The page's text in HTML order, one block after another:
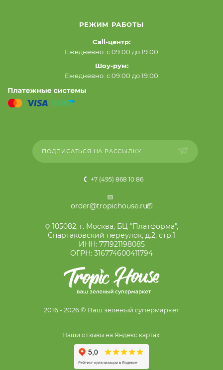
РЕЖИМ РАБОТЫ
Call-центр:
Ежедневно: с 09:00 до 19:00
Шоу-рум:
Ежедневно: с 09:00 до 19:00
ПОДПИСАТЬСЯ НА РАССЫЛКУ
+7 (495) 868 10 86
order@tropichouse.ru
105082, г. Москва, БЦ "Платформа",
Спартаковский переулок, д.2, стр.1
ИНН: 771921198085
ОГРН: 316774600411794
2016 - 2026 © Ваш зеленый супермаркет
Наши отзывы на Яндекс картах: